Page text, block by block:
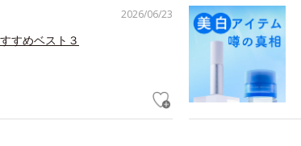
2026/06/23
すめベスト３